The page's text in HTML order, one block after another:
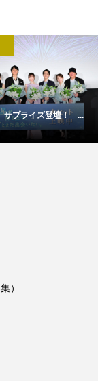
サプライズ登壇！ ...
）